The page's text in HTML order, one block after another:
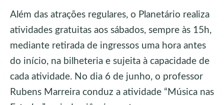
Além das atrações regulares, o Planetário realiza
atividades gratuitas aos sábados, sempre às 15h,
mediante retirada de ingressos uma hora antes
do início, na bilheteria e sujeita à capacidade de
cada atividade. No dia 6 de junho, o professor
Rubens Marreira conduz a atividade “Música nas